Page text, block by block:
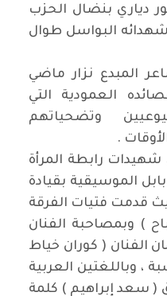
دياري بنضال الحزب
شهدائه البواسل طوال
المبدع نزار ماضي
العمودية التي
وتضحياتهم
.
رابطة المرأة
الموسيقية بقيادة
قدمت فتيات الفرقة
) وبمصاحبة الفنان
الفنان ( كوران خياط
، وباللغتين العربية
( سعد إبراهيم ) كلمة